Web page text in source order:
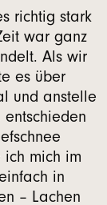
richtig stark
war ganz
Als wir
es über
und anstelle
entschieden
ich mich im
in
– Lachen